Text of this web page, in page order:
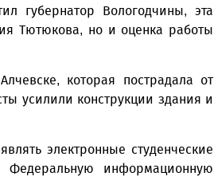
губернатор Вологодчины, эта
Тютюкова, но и оценка работы
которая пострадала от
усилили конструкции здания и
электронные студенческие
информационную